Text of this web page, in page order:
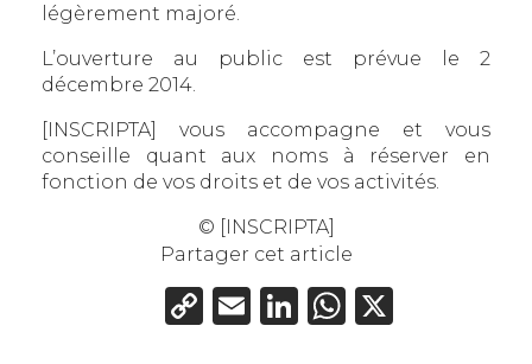
légèrement majoré.
L’ouverture au public est prévue le 2
décembre 2014.
[INSCRIPTA] vous accompagne et vous
conseille quant aux noms à réserver en
fonction de vos droits et de vos activités.
© [INSCRIPTA]
Partager cet article
CopyEmail
LinkedIn
X